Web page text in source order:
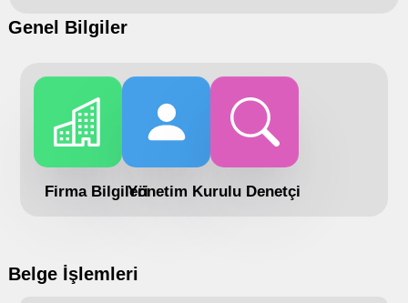
Genel Bilgiler
Firma BilgileriYönetim Kurulu Denetçi
Belge İşlemleri